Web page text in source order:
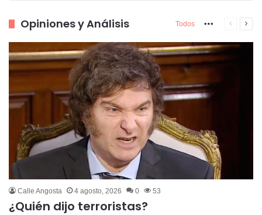
Opiniones y Análisis Todos MorePágina
Calle Angosta 4 agosto, 2026 0 53
¿Quién dijo terroristas?